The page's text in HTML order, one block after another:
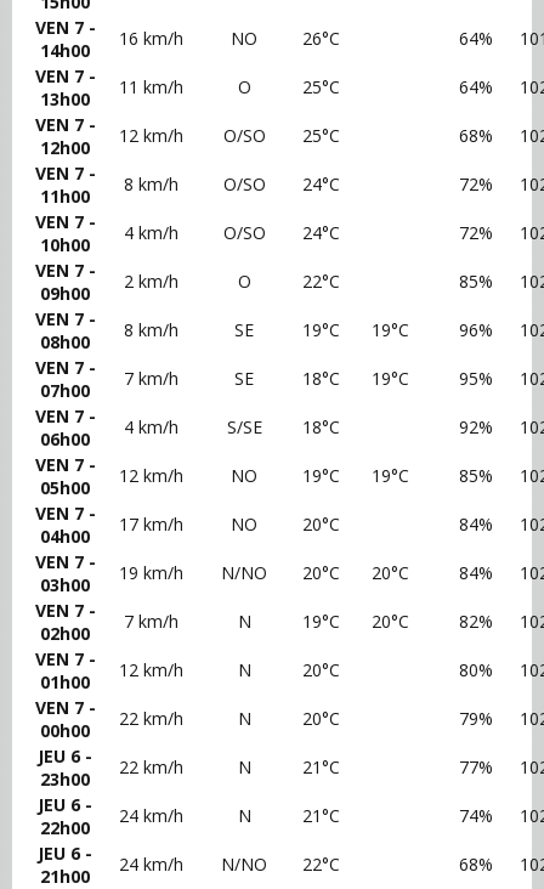
VEN 7 -
14h00
16 km/h NO 26°C 64%
VEN 7 -
13h00
11 km/h O 25°C 64%
VEN 7 -
12h00
12 km/h O/SO 25°C 68%
VEN 7 -
11h00
8 km/h O/SO 24°C 72%
VEN 7 -
10h00
4 km/h O/SO 24°C 72%
VEN 7 -
09h00
2 km/h O 22°C 85%
VEN 7 -
08h00
8 km/h SE 19°C 19°C 96%
VEN 7 -
07h00
7 km/h SE 18°C 19°C 95%
VEN 7 -
06h00
4 km/h S/SE 18°C 92%
VEN 7 -
05h00
12 km/h NO 19°C 19°C 85%
VEN 7 -
04h00
17 km/h NO 20°C 84%
VEN 7 -
03h00
19 km/h N/NO 20°C 20°C 84%
VEN 7 -
02h00
7 km/h N 19°C 20°C 82%
VEN 7 -
01h00
12 km/h N 20°C 80%
VEN 7 -
00h00
22 km/h N 20°C 79%
JEU 6 -
23h00
22 km/h N 21°C 77%
JEU 6 -
22h00
24 km/h N 21°C 74%
JEU 6 -
21h00
24 km/h N/NO 22°C 68%